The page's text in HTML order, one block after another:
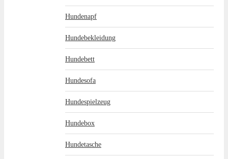
Hundenapf
Hundebekleidung
Hundebett
Hundesofa
Hundespielzeug
Hundebox
Hundetasche